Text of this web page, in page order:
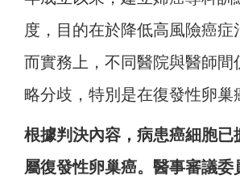
度，目的在於降低高風險癌症
而實務上，不同醫院與醫師間
略分歧，特別是在復發性卵巢
根據判決內容，病患癌細胞已
屬復發性卵巢癌。醫事審議委